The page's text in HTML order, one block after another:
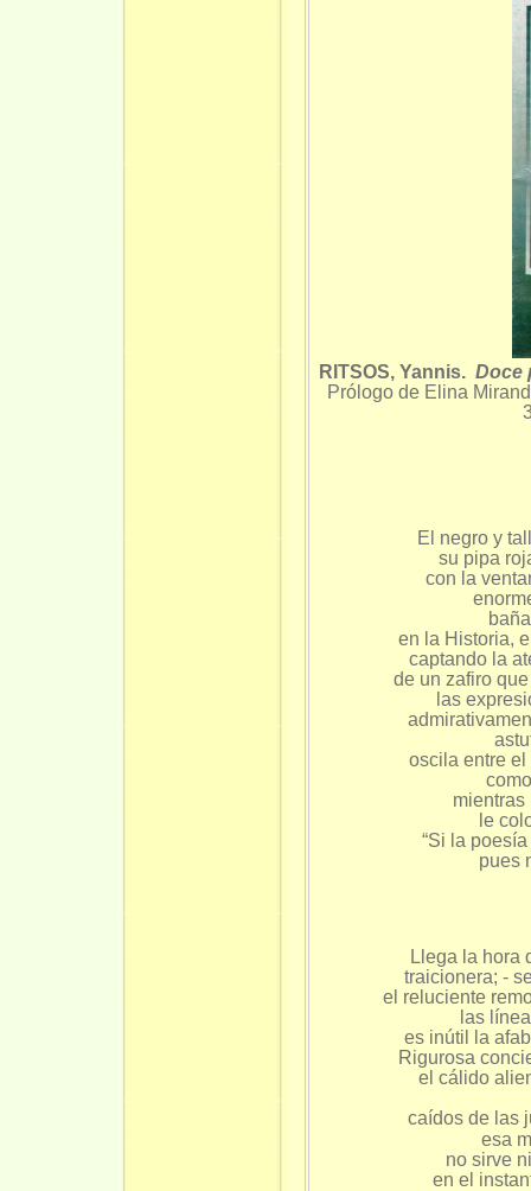
RITSOS, Yannis. Doce
Prólogo de Elina
El negro y
su pipa
con la
en la Historia,
captando la
de un zafiro
las
oscila entre el
mientras
le
“Si la
pues
Llega la hora
traicionera; -
el reluciente
las
es inútil la
Rigurosa
el cálido
caídos de las
esa
no sirve
en el